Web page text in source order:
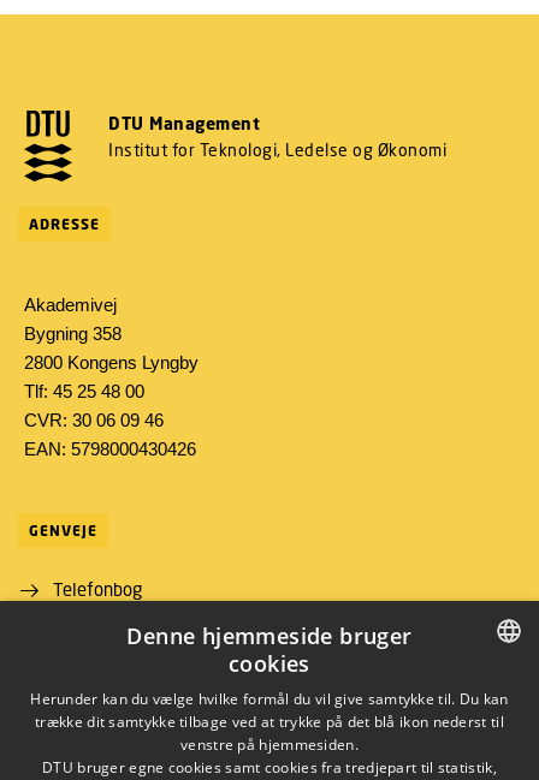
DTU Management
Institut for Teknologi, Ledelse og Økonomi
ADRESSE
Akademivej
Bygning 358
2800 Kongens Lyngby
Tlf: 45 25 48 00
CVR: 30 06 09 46
EAN: 5798000430426
GENVEJE
Telefonbog
Job og karriere DANISH
ENGLISH
Denne hjemmeside bruger
cookies
Herunder kan du vælge hvilke formål du vil give samtykke til. Du kan
trække dit samtykke tilbage ved at trykke på det blå ikon nederst til
venstre på hjemmesiden.
DTU bruger egne cookies samt cookies fra tredjepart til statistik,